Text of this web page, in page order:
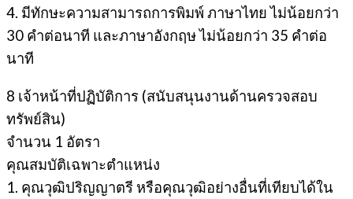
4. มีทักษะความสามารถการพิมพ์ ภาษาไทย ไม่น้อยกว่า
30 คำต่อนาที และภาษาอังกฤษ ไม่น้อยกว่า 35 คำต่อ
นาที
8 เจ้าหน้าที่ปฏิบัติการ (สนับสนุนงานด้านครวจสอบ
ทรัพย์สิน)
จํานวน 1 อัตรา
คุณสมบัติเฉพาะตำแหน่ง
1. คุณวุฒิปริญญาตรี หรือคุณวุฒิอย่างอื่นที่เทียบได้ใน